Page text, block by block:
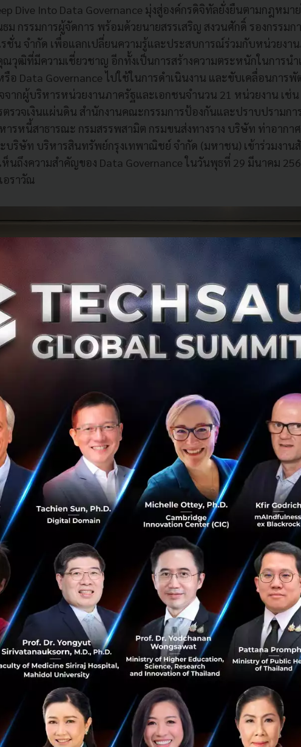
Dive Into Data Governance มุ่งสู่องค์กรดิจิทัลยั่งยืนตามกฎหม
ม กรรมการผู้จัดการ พร้อมด้วยนายสรรเสริญ สงวนศักดิ์ รองกรรม
ชั่น จำกัด เพื่อแลกเปลี่ยนความรู้และประสบการณ์ร่วมกับหน่วยงา
ณวุฒิที่มีความเชี่ยวชาญ อีกทั้งเป็นการสร้างความตระหนักในการน
อ Data Governance ไปใช้ในการดำเนินงาน และขับเคลื่อนการ
จากผู้บริหารหน่วยงานภาครัฐและเอกชนจำนวน 21 หน่วยงาน เช่
ตรวจเงินแผ่นดิน สำนักงานคณะกรรมการป้องกันและปราบปรามก
ารหนี้สาธารณะ กรมสรรพสามิต กรมขนส่งทางราง บริษัท ท่าอากา
บริษัท บริหารสินทรัพย์กรุงเทพาณิชย์ จำกัด (มหาชน) เข้าร่วมงาน
ห็นถึงความสำคัญของ Data Governance ในวันพุธที่ 29 มีนาคม
อราวัณ
เป็นธม กรรมการผู้จัดการ บริษัท ทริส คอร์ปอเรชั่น จำกัด กล่าวว่า
ริการกับหน่วยงานภาครัฐและเอกชน เล็งเห็นถึงความสำคัญของกา
ธรรมาภิบาลข้อมูล หรือ Data Governance เพราะข้อมูลถือเป็นหัวใ
รองค์กรและการตัดสินใจ จึงจำเป็นต้องมีการจัดการข้อมูลอย่างเป็น
ถือและทำให้เกิดความมั่นใจในการนำข้อมูลไปใช้ประโยชน์ และมีค
ถือเป็นความท้าทายขององค์กร หรือหน่วยงาน โดยเฉพาะอย่างยิ่งห
วกับประชาชนจำนวนมาก ประกอบกับมีกฎหมายใหม่ๆ ที่เกี่ยวข้อง
กำกับดูแลข้อมูลส่วนบุคคล จึงต้องมีการปรับเปลี่ยนให้เป็นองค์กร
Organization เพื่อสร้างความได้เปรียบในการแข่งขันและพัฒ
ของโลกในยุคดิจิทัล